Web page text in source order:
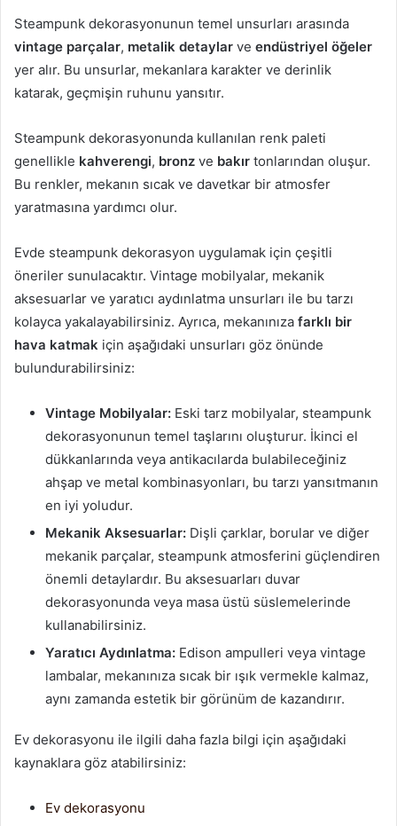
Steampunk dekorasyonunun temel unsurları arasında
vintage parçalar, metalik detaylar ve endüstriyel öğeler
yer alır. Bu unsurlar, mekanlara karakter ve derinlik
katarak, geçmişin ruhunu yansıtır.
Steampunk dekorasyonunda kullanılan renk paleti
genellikle kahverengi, bronz ve bakır tonlarından oluşur.
Bu renkler, mekanın sıcak ve davetkar bir atmosfer
yaratmasına yardımcı olur.
Evde steampunk dekorasyon uygulamak için çeşitli
öneriler sunulacaktır. Vintage mobilyalar, mekanik
aksesuarlar ve yaratıcı aydınlatma unsurları ile bu tarzı
kolayca yakalayabilirsiniz. Ayrıca, mekanınıza farklı bir
hava katmak için aşağıdaki unsurları göz önünde
bulundurabilirsiniz:
Vintage Mobilyalar: Eski tarz mobilyalar, steampunk
dekorasyonunun temel taşlarını oluşturur. İkinci el
dükkanlarında veya antikacılarda bulabileceğiniz
ahşap ve metal kombinasyonları, bu tarzı yansıtmanın
en iyi yoludur.
Mekanik Aksesuarlar: Dişli çarklar, borular ve diğer
mekanik parçalar, steampunk atmosferini güçlendiren
önemli detaylardır. Bu aksesuarları duvar
dekorasyonunda veya masa üstü süslemelerinde
kullanabilirsiniz.
Yaratıcı Aydınlatma: Edison ampulleri veya vintage
lambalar, mekanınıza sıcak bir ışık vermekle kalmaz,
aynı zamanda estetik bir görünüm de kazandırır.
Ev dekorasyonu ile ilgili daha fazla bilgi için aşağıdaki
kaynaklara göz atabilirsiniz:
Ev dekorasyonu